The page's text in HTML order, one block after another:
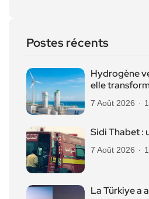
Postes récents
Hydrogène
elle
7 Août 2026
Sidi Thabet :
7 Août 2026
La Türkiye a